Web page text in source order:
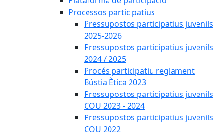
Processos participatius
Pressupostos participatius juvenils
2025-2026
Pressupostos participatius juvenils
2024 / 2025
Procés participatiu reglament
Bústia Ètica 2023
Pressupostos participatius juvenils
COU 2023 - 2024
Pressupostos participatius juvenils
COU 2022